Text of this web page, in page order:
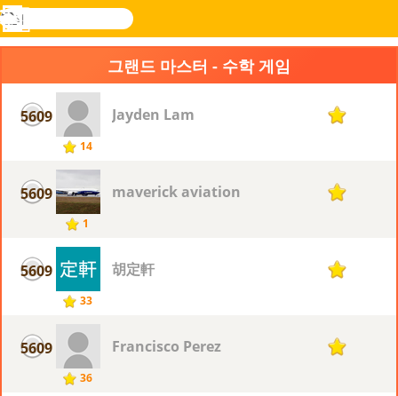
Novel
검
색
로그
메
뉴
그랜드 마스터 - 수학 게임
5609
14
Jayden Lam 1
5609
1
maverick aviation 1
5609
33
胡定軒 1
5609
36
Francisco Perez 1